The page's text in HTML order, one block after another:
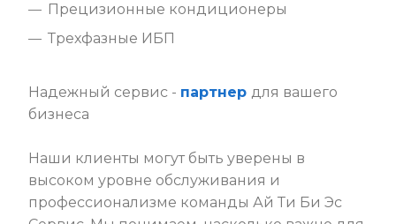
Прецизионные кондиционеры
Трехфазные ИБП
Надежный сервис - партнер для вашего
бизнеса
Наши клиенты могут быть уверены в
высоком уровне обслуживания и
профессионализме команды Ай Ти Би Эс